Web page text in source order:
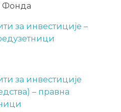
Фонда
за инвестиције –
за инвестиције
– правна